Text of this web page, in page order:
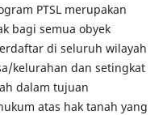
PTSL merupakan
bagi semua obyek
di seluruh wilayah
kelurahan dan setingkat
dalam tujuan
atas hak tanah yang